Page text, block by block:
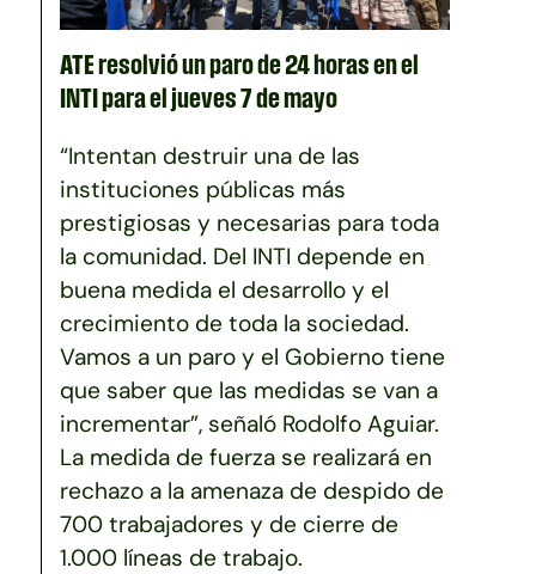
ATE resolvió un paro de 24 horas en el
INTI para el jueves 7 de mayo
“Intentan destruir una de las
instituciones públicas más
prestigiosas y necesarias para toda
la comunidad. Del INTI depende en
buena medida el desarrollo y el
crecimiento de toda la sociedad.
Vamos a un paro y el Gobierno tiene
que saber que las medidas se van a
incrementar”, señaló Rodolfo Aguiar.
La medida de fuerza se realizará en
rechazo a la amenaza de despido de
700 trabajadores y de cierre de
1.000 líneas de trabajo.